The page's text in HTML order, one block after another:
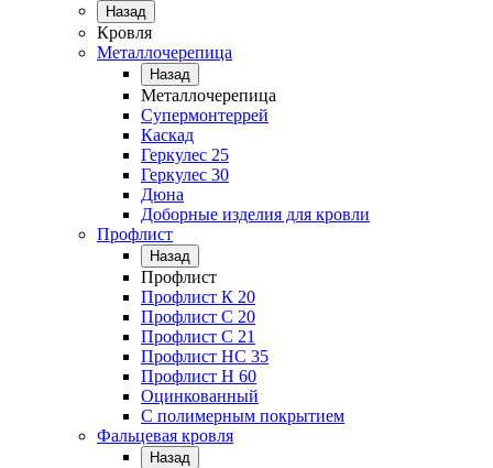
Назад
Кровля
Металлочерепица
Назад
Металлочерепица
Супермонтеррей
Каскад
Геркулес 25
Геркулес 30
Дюна
Доборные изделия для кровли
Профлист
Назад
Профлист
Профлист К 20
Профлист С 20
Профлист C 21
Профлист НС 35
Профлист Н 60
Оцинкованный
С полимерным покрытием
Фальцевая кровля
Назад